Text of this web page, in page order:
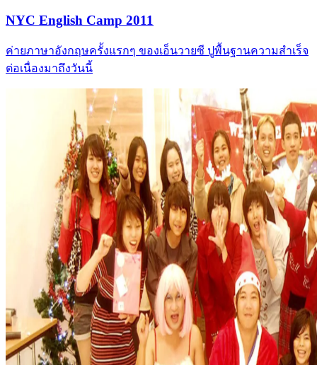
NYC English Camp 2011
ค่ายภาษาอังกฤษครั้งแรกๆ ของเอ็นวายซี ปูพื้นฐานความสำเร็จ
ต่อเนื่องมาถึงวันนี้